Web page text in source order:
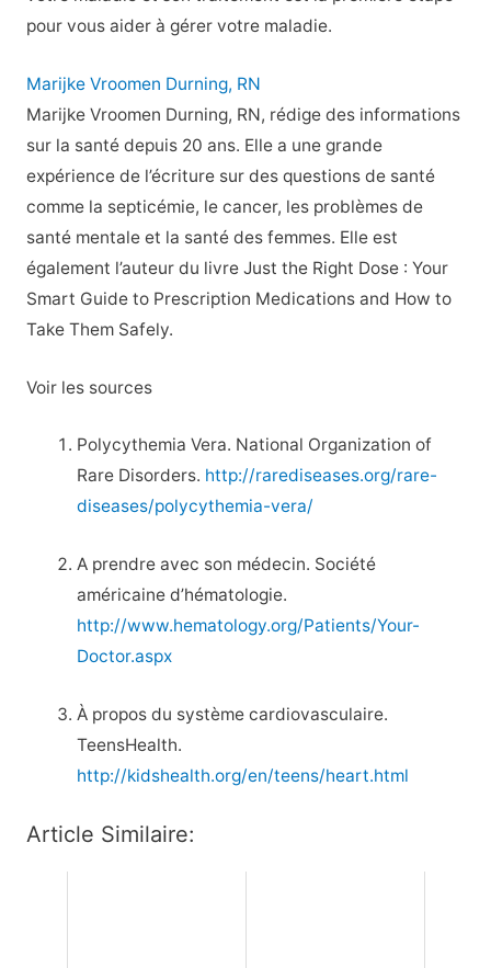
pour vous aider à gérer votre maladie.
Marijke Vroomen Durning, RN
Marijke Vroomen Durning, RN, rédige des informations
sur la santé depuis 20 ans. Elle a une grande
expérience de l’écriture sur des questions de santé
comme la septicémie, le cancer, les problèmes de
santé mentale et la santé des femmes. Elle est
également l’auteur du livre Just the Right Dose : Your
Smart Guide to Prescription Medications and How to
Take Them Safely.
Voir les sources
Polycythemia Vera. National Organization of
Rare Disorders. http://rarediseases.org/rare-
diseases/polycythemia-vera/
A prendre avec son médecin. Société
américaine d’hématologie.
http://www.hematology.org/Patients/Your-
Doctor.aspx
À propos du système cardiovasculaire.
TeensHealth.
http://kidshealth.org/en/teens/heart.html
Article Similaire: